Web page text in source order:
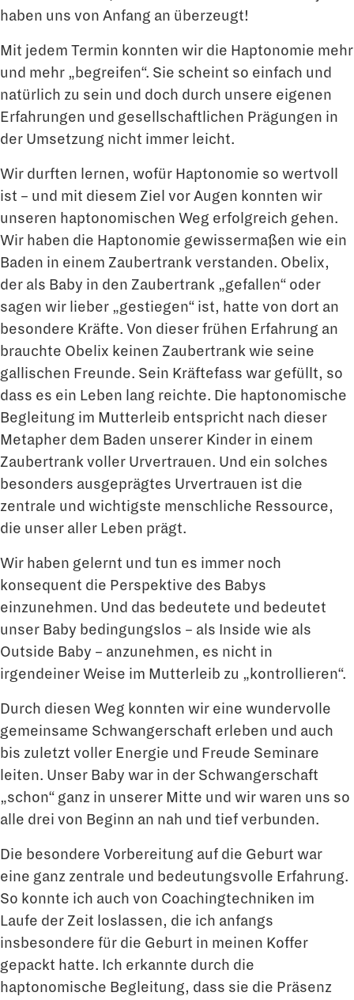
haben uns von Anfang an überzeugt!
Mit jedem Termin konnten wir die Haptonomie mehr
und mehr „begreifen“. Sie scheint so einfach und
natürlich zu sein und doch durch unsere eigenen
Erfahrungen und gesellschaftlichen Prägungen in
der Umsetzung nicht immer leicht.
Wir durften lernen, wofür Haptonomie so wertvoll
ist – und mit diesem Ziel vor Augen konnten wir
unseren haptonomischen Weg erfolgreich gehen.
Wir haben die Haptonomie gewissermaßen wie ein
Baden in einem Zaubertrank verstanden. Obelix,
der als Baby in den Zaubertrank „gefallen“ oder
sagen wir lieber „gestiegen“ ist, hatte von dort an
besondere Kräfte. Von dieser frühen Erfahrung an
brauchte Obelix keinen Zaubertrank wie seine
gallischen Freunde. Sein Kräftefass war gefüllt, so
dass es ein Leben lang reichte. Die haptonomische
Begleitung im Mutterleib entspricht nach dieser
Metapher dem Baden unserer Kinder in einem
Zaubertrank voller Urvertrauen. Und ein solches
besonders ausgeprägtes Urvertrauen ist die
zentrale und wichtigste menschliche Ressource,
die unser aller Leben prägt.
Wir haben gelernt und tun es immer noch
konsequent die Perspektive des Babys
einzunehmen. Und das bedeutete und bedeutet
unser Baby bedingungslos – als Inside wie als
Outside Baby – anzunehmen, es nicht in
irgendeiner Weise im Mutterleib zu „kontrollieren“.
Durch diesen Weg konnten wir eine wundervolle
gemeinsame Schwangerschaft erleben und auch
bis zuletzt voller Energie und Freude Seminare
leiten. Unser Baby war in der Schwangerschaft
„schon“ ganz in unserer Mitte und wir waren uns so
alle drei von Beginn an nah und tief verbunden.
Die besondere Vorbereitung auf die Geburt war
eine ganz zentrale und bedeutungsvolle Erfahrung.
So konnte ich auch von Coachingtechniken im
Laufe der Zeit loslassen, die ich anfangs
insbesondere für die Geburt in meinen Koffer
gepackt hatte. Ich erkannte durch die
haptonomische Begleitung, dass sie die Präsenz